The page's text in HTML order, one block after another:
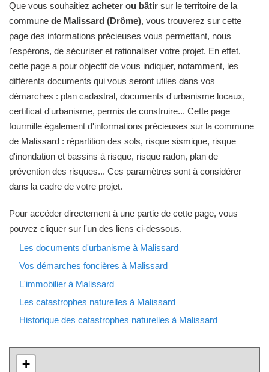
Que vous souhaitiez acheter ou bâtir sur le territoire de la
commune de Malissard (Drôme), vous trouverez sur cette
page des informations précieuses vous permettant, nous
l'espérons, de sécuriser et rationaliser votre projet. En effet,
cette page a pour objectif de vous indiquer, notamment, les
différents documents qui vous seront utiles dans vos
démarches : plan cadastral, documents d'urbanisme locaux,
certificat d'urbanisme, permis de construire... Cette page
fourmille également d'informations précieuses sur la commune
de Malissard : répartition des sols, risque sismique, risque
d'inondation et bassins à risque, risque radon, plan de
prévention des risques... Ces paramètres sont à considérer
dans la cadre de votre projet.
Pour accéder directement à une partie de cette page, vous
pouvez cliquer sur l'un des liens ci-dessous.
Les documents d'urbanisme à Malissard
Vos démarches foncières à Malissard
L'immobilier à Malissard
Les catastrophes naturelles à Malissard
Historique des catastrophes naturelles à Malissard
+